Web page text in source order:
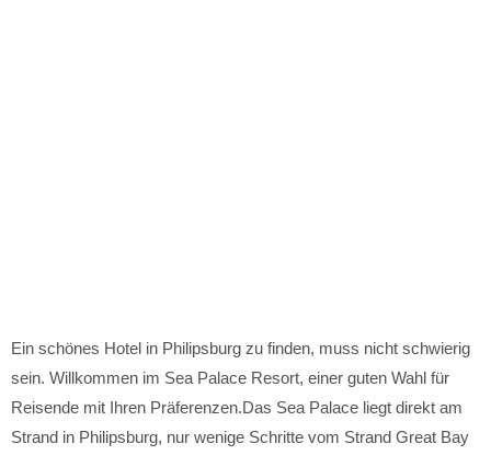
Ein schönes Hotel in Philipsburg zu finden, muss nicht schwierig
sein. Willkommen im Sea Palace Resort, einer guten Wahl für
Reisende mit Ihren Präferenzen.Das Sea Palace liegt direkt am
Strand in Philipsburg, nur wenige Schritte vom Strand Great Bay